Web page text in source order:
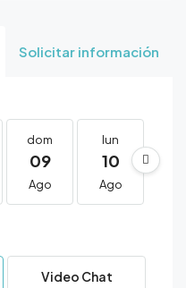
6 Más
Solicitar información
dom
09
Ago
lun
10
Ago
Video Chat